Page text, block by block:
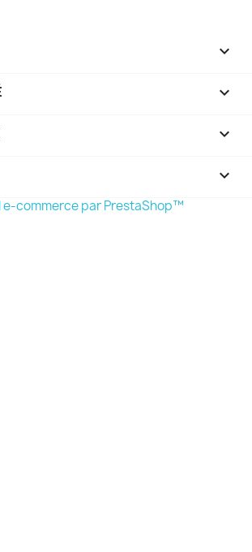



keyboard_arrow_down
commerce par PrestaShop™